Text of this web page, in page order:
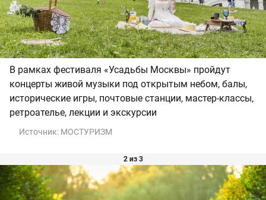
В рамках фестиваля «Усадьбы Москвы» пройдут
концерты живой музыки под открытым небом, балы,
исторические игры, почтовые станции, мастер-классы,
ретроателье, лекции и экскурсии
Источник: МОСТУРИЗМ
2 из 3